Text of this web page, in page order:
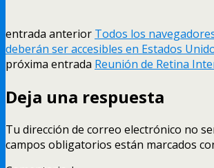
entrada anterior Todos los
deberán ser accesibles en Estados
próxima entrada Reunión de Retina
Deja una respuesta
Tu dirección de correo electrónico no
campos obligatorios están marcados